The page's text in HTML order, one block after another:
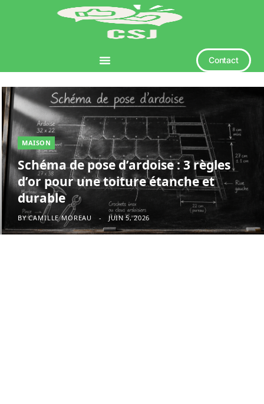
Contact
MAISON
Schéma de pose d’ardoise : 3 règles
d’or pour une toiture étanche et
durable
BY CAMILLE MOREAU JUIN 5, 2026